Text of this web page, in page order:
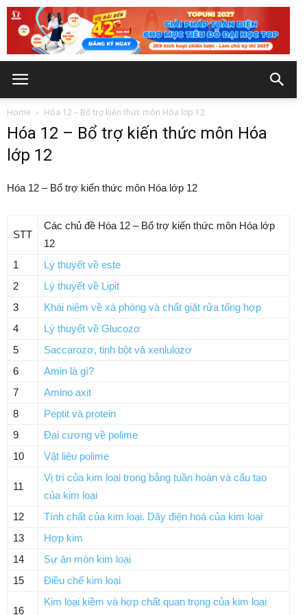
Home Hóa 12 – Bổ trợ kiến thức môn Hóa lớp 12
Hóa 12 – Bổ trợ kiến thức môn Hóa
lớp 12
Hóa 12 – Bổ trợ kiến thức môn Hóa lớp 12
STT
Các chủ đề Hóa 12 – Bổ trợ kiến thức môn Hóa lớp
12
1
Lý thuyết về este
2
Lý thuyết về Lipit
3
Khái niệm về xà phòng và chất giặt rửa tổng hợp
4
Lý thuyết về Glucozơ
5
Saccarozơ, tinh bột và xenlulozơ
6
Amin là gì?
7
Amino axit
8
Peptit và protein
9
Đại cương về polime
10
Vật liệu polime
11
Vị trí của kim loại trong bảng tuần hoàn và cấu tạo
của kim loại
12
Tính chất của kim loại. Dãy điện hoá của kim loại
13
Hợp kim
14
Sự ăn mòn kim loại
15
Điều chế kim loại
16
Kim loại kiềm và hợp chất quan trọng của kim loại